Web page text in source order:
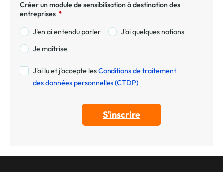
Créer un module de sensibilisation à destination des
entreprises *
J'en ai entendu parler
J'ai quelques notions
Je maîtrise
J'ai lu et j'accepte lesConditions de traitement
des données personnelles (CTDP)